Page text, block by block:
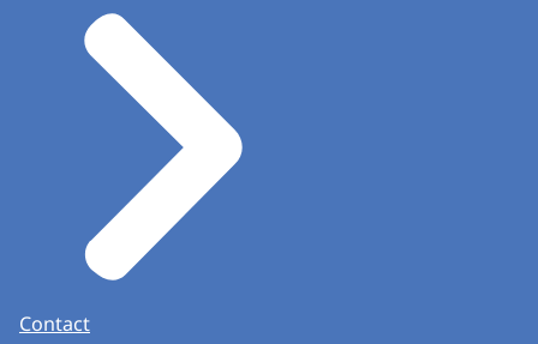
Contact